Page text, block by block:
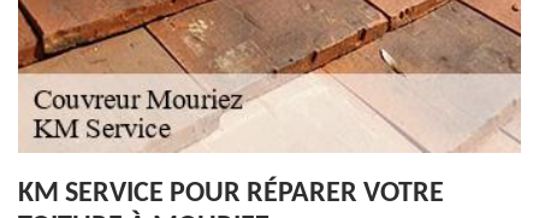
KM SERVICE POUR RÉPARER VOTRE